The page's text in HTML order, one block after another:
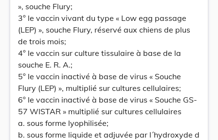
», souche Flury;
3° le vaccin vivant du type « Low egg passage
(LEP) », souche Flury, réservé aux chiens de plus
de trois mois;
4° le vaccin sur culture tissulaire à base de la
souche E. R. A.;
5° le vaccin inactivé à base de virus « Souche
Flury (LEP) », multiplié sur cultures cellulaires;
6° le vaccin inactivé à base de virus « Souche GS-
57 WISTAR » multiplié sur cultures cellulaires
a. sous forme lyophilisée;
b. sous forme liquide et adjuvée par l´hydroxyde d